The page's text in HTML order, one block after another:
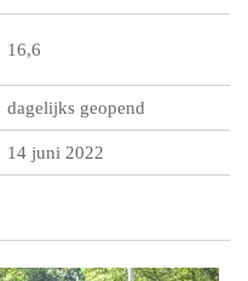
16,6
dagelijks geopend
14 juni 2022